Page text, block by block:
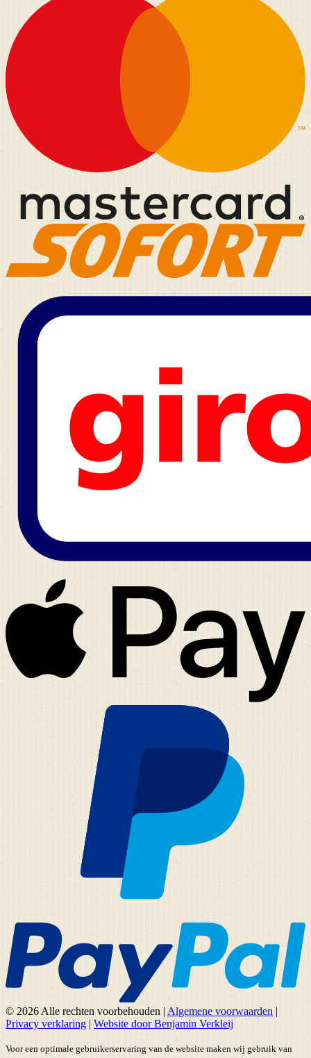
© 2026 Alle rechten voorbehouden | Algemene voorwaarden |
Privacy verklaring | Website door Benjamin Verkleij
Voor een optimale gebruikerservaring van de website maken wij gebruik van